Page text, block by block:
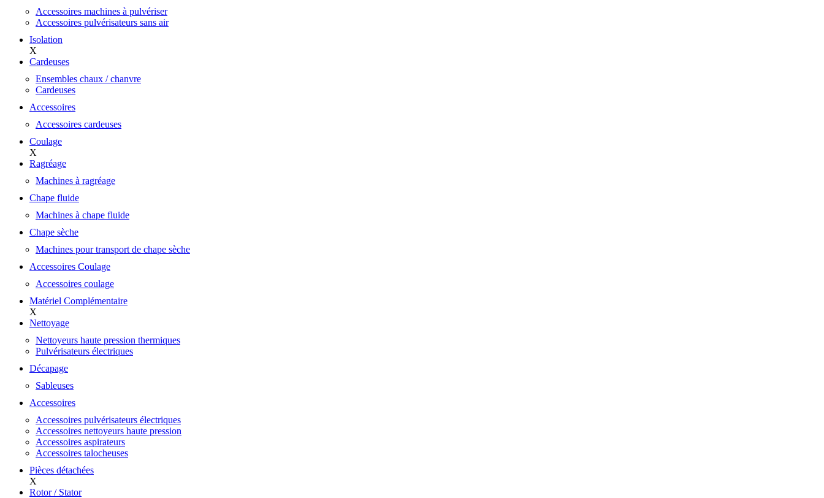
Accessoires machines à pulvériser
Accessoires pulvérisateurs sans air
Isolation
X
Cardeuses
Ensembles chaux / chanvre
Cardeuses
Accessoires
Accessoires cardeuses
Coulage
X
Ragréage
Machines à ragréage
Chape fluide
Machines à chape fluide
Chape sèche
Machines pour transport de chape sèche
Accessoires Coulage
Accessoires coulage
Matériel Complémentaire
X
Nettoyage
Nettoyeurs haute pression thermiques
Pulvérisateurs électriques
Décapage
Sableuses
Accessoires
Accessoires pulvérisateurs électriques
Accessoires nettoyeurs haute pression
Accessoires aspirateurs
Accessoires talocheuses
Pièces détachées
X
Rotor / Stator